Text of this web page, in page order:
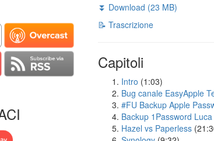
⏬ Download (23 MB)
📝 Trascrizione
Capitoli
Intro (1:03)
Bug canale EasyApple
#FU Backup Apple
Backup 1Password
Hazel vs Paperless